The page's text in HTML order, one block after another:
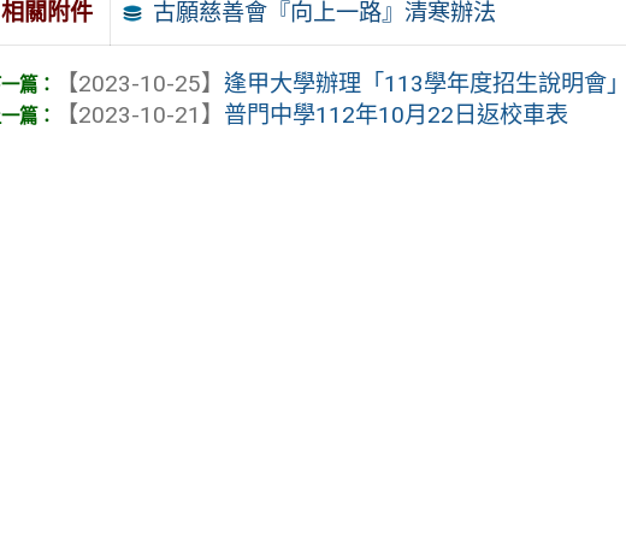
相關附件 古願慈善會『向上一路』清寒辦法
【2023-10-25】逢甲大學辦理「113學年度招生說明會
【2023-10-21】 普門中學112年10月22日返校車表